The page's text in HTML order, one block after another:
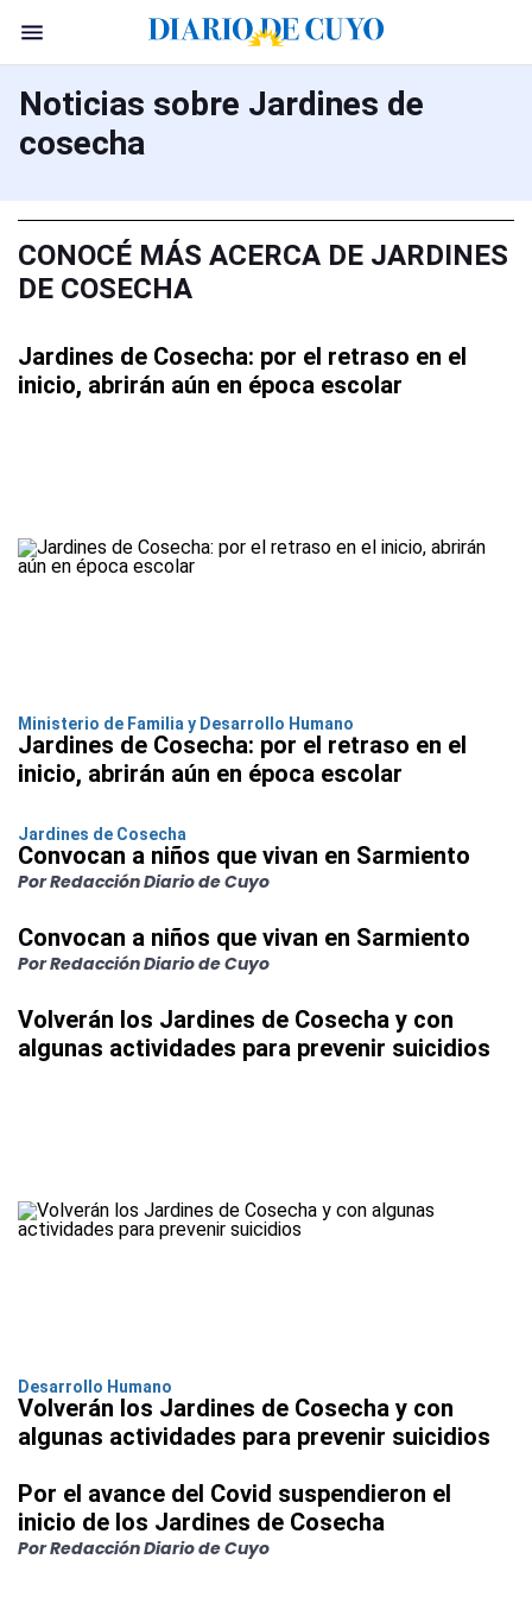
Noticias sobre Jardines de
cosecha
CONOCÉ MÁS ACERCA DE JARDINES
DE COSECHA
Jardines de Cosecha: por el retraso en el
inicio, abrirán aún en época escolar
Ministerio de Familia y Desarrollo Humano
Jardines de Cosecha: por el retraso en el
inicio, abrirán aún en época escolar
Jardines de Cosecha
Convocan a niños que vivan en Sarmiento
Por Redacción Diario de Cuyo
Convocan a niños que vivan en Sarmiento
Por Redacción Diario de Cuyo
Volverán los Jardines de Cosecha y con
algunas actividades para prevenir suicidios
Desarrollo Humano
Volverán los Jardines de Cosecha y con
algunas actividades para prevenir suicidios
Por el avance del Covid suspendieron el
inicio de los Jardines de Cosecha
Por Redacción Diario de Cuyo